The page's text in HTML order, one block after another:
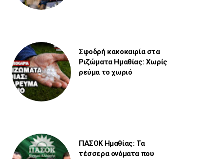
Σφοδρή κακοκαιρία στα
Ριζώματα Ημαθίας: Χωρίς
ρεύμα το χωριό
ΠΑΣΟΚ Ημαθίας: Τα
τέσσερα ονόματα που